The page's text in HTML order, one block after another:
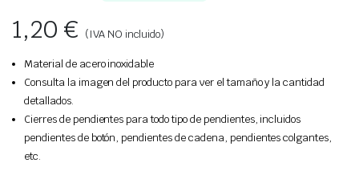
1,20€ (IVA NO incluido)
Material de acero inoxidable
Consulta la imagen del producto para ver el tamaño y la cantidad
detallados.
Cierres de pendientes para todo tipo de pendientes, incluidos
pendientes de botón, pendientes de cadena, pendientes colgantes,
etc.